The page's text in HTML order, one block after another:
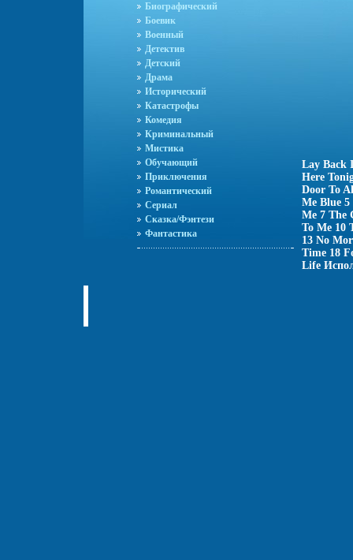
Биографический
Боевик
Военный
Детектив
Детский
Драма
Исторический
Катастрофы
Комедия
Криминальный
Мистика
Обучающий
Приключения
Романтический
Сериал
Сказка/Фэнтези
Фантастика
Lay Back
Here
Door To
Me Blue
Me 7 The
To Me 10
13 No
Time 18
Life